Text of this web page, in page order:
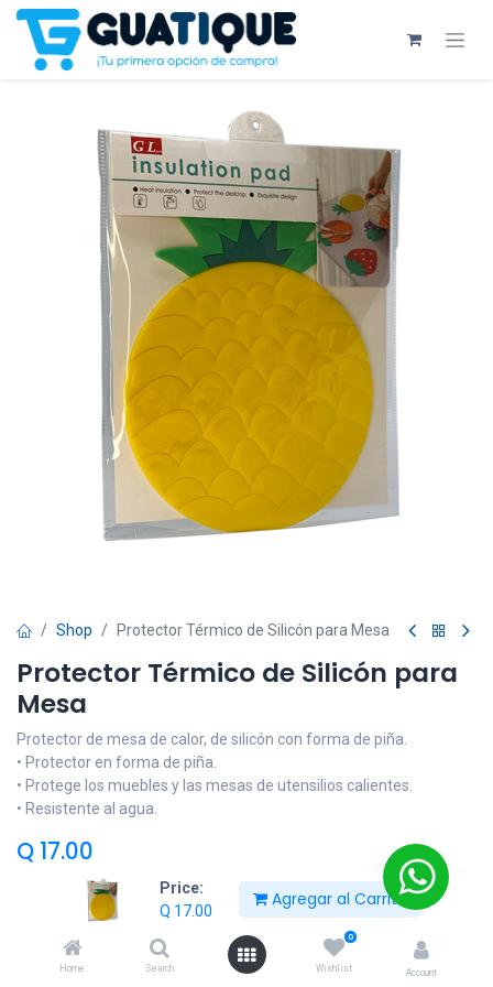
Price:
Q 17.00
Agregar al Carrito
Home Search
0
Wishlist Account
Shop Protector Térmico de Silicón para Mesa
Protector Térmico de Silicón para
Mesa
Protector de mesa de calor, de silicón con forma de piña.
• Protector en forma de piña.
• Protege los muebles y las mesas de utensilios calientes.
• Resistente al agua.
Q 17.00
Añadir al carrito
Añadir a lista de deseos